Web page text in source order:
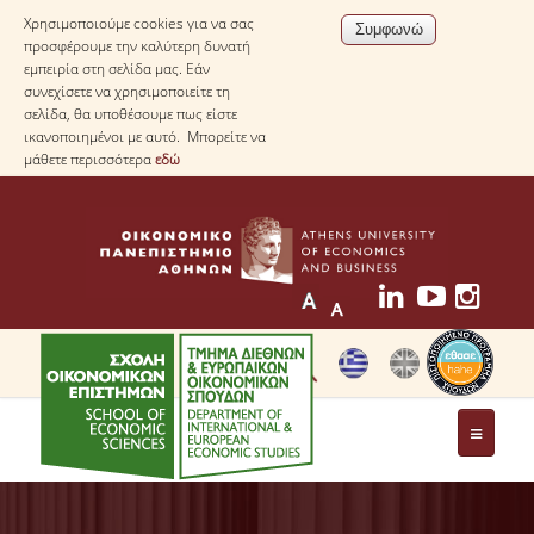
Χρησιμοποιούμε cookies για να σας
προσφέρουμε την καλύτερη δυνατή
εμπειρία στη σελίδα μας. Εάν
συνεχίσετε να χρησιμοποιείτε τη
σελίδα, θα υποθέσουμε πως είστε
ικανοποιημένοι με αυτό. Μπορείτε να
μάθετε περισσότεραεδώ
ΤΟ ΤΜΗΜΑ